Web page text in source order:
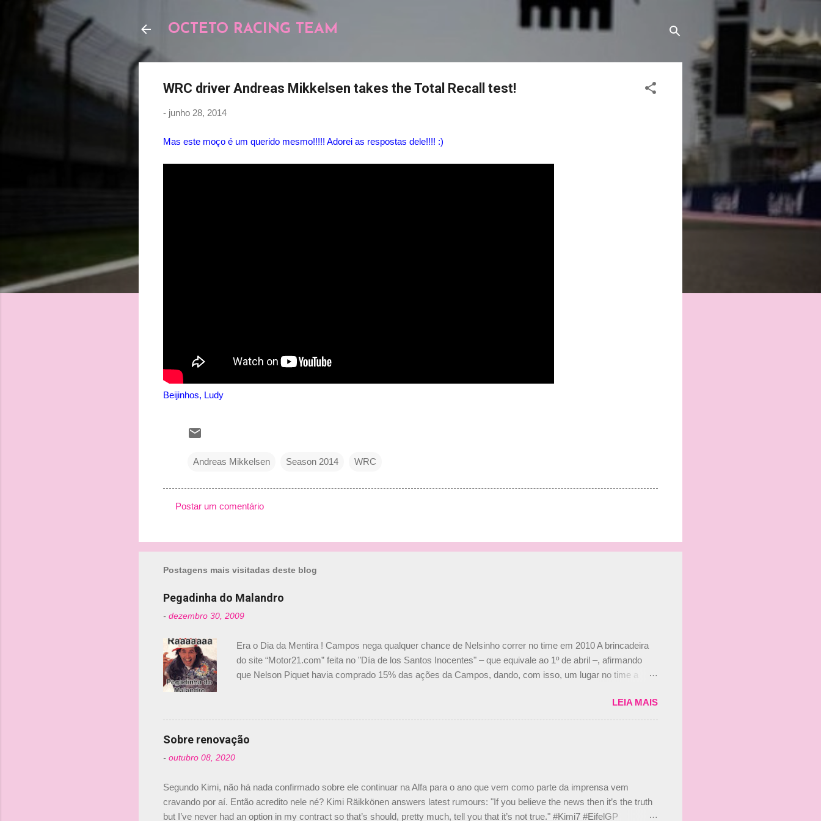
OCTETO RACING TEAM
WRC driver Andreas Mikkelsen takes the Total Recall test!
- junho 28, 2014
Mas este moço é um querido mesmo!!!!! Adorei as respostas dele!!!! :)
Beijinhos, Ludy
Andreas Mikkelsen Season 2014 WRC
m
e
t
á
r
i
o
s
Postar um comentário
Postagens mais visitadas deste blog
Pegadinha do Malandro
- dezembro 30, 2009
Era o Dia da Mentira ! Campos nega qualquer chance de Nelsinho correr no time em 2010 A brincadeira
do site “Motor21.com” feita no "Día de los Santos Inocentes" – que equivale ao 1º de abril –, afirmando
que Nelson Piquet havia comprado 15% das ações da Campos, dando, com isso, um lugar no time a
dirigente foi taxativo ao declarar que o brasileiro não será o companheiro de Bruno Senna em 2010. "Na
verdade, nós recebemos uma oferta de Piquet", admitiu Audetto. “Mas depois de ter assinado com Bruno
Senna, não podemos ter dois brasileiros”, explicou, dizendo ainda que não tem nada contra o filho do
LEIA MAIS
Sobre renovação
- outubro 08, 2020
Segundo Kimi, não há nada confirmado sobre ele continuar na Alfa para o ano que vem como parte da imprensa vem
cravando por aí. Então acredito nele né? Kimi Räikkönen answers latest rumours: "If you believe the news then it’s the truth
but I’ve never had an option in my contract so that’s should, pretty much, tell you that it’s not true." #Kimi7 #EifelGP